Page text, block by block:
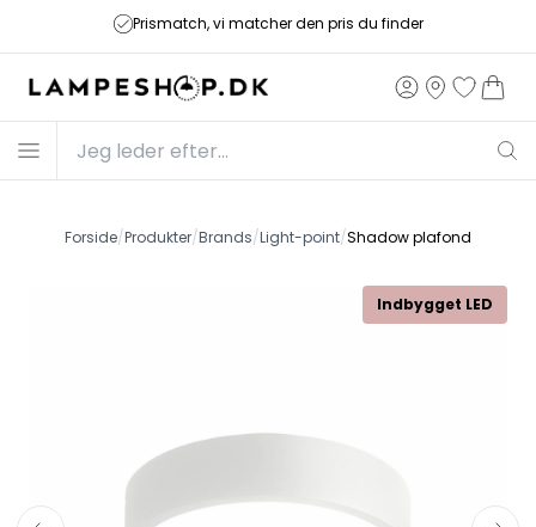
Prismatch, vi matcher den pris du finder
Forside/Produkter/Brands/Light-point/Shadow plafond
Indbygget LED